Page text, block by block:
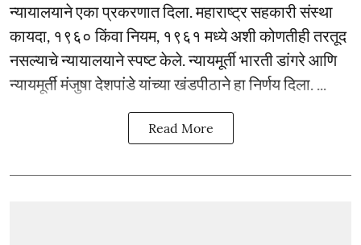
न्यायालयाने एका प्रकरणात दिला. महाराष्ट्र सहकारी संस्था
कायदा, १९६० किंवा नियम, १९६१ मध्ये अशी कोणतीही तरतूद
नसल्याचे न्यायालयाने स्पष्ट केले. न्यायमूर्ती भारती डांगरे आणि
न्यायमूर्ती मंजुषा देशपांडे यांच्या खंडपीठाने हा निर्णय दिला. ...
Read More